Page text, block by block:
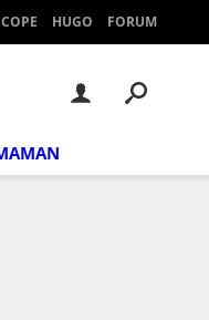
HUGO FORUM